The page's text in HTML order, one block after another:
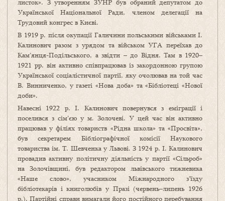
листок». З утворенням ЗУНР був обраний депутатом до
Української Національної Ради, членом делегації на
Трудовий конгрес в Києві.
В 1919 р. після окупації Галичини польськими військами І.
Калинович разом з урядом та військом УГА переїхав до
Кам’янця-Поділь­ського, а звідти – до Відня. Там в 1920–
1921 рр. він активно співпрацював із закордонною групою
Української соціалістичної партії, яку очолював на той час
В. Винниченко, у газеті «Нова доба» та «Бібліотеці «Нової
доби».
Навесні 1922 р. І. Калинович повернувся з еміграції і
поселився з сім’єю у м. Золочеві. У цей час він активно
працював у філіях товариств «Рідна школа» та «Просвіта»,
був секретарем Бібліографічної комісії Наукового
товариства ім. Т. Шевченка у Львові. З 1924 р. І. Кали­нович
провадив активну політичну діяльність у партії «Сільроб»
на Золочівщині, був редактором львівського тижневика
«Наше слово», учасником Міжнародного з’їзду
бібліотекарів і книголюбів у Празі (червень–липень 1926
р.). Пар­тійні справи вимагали його постій­ного перебування